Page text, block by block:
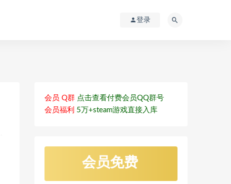
登录
会员 Q群 点击查看付费会员QQ群号
会员福利 5万+steam游戏直接入库
会员免费